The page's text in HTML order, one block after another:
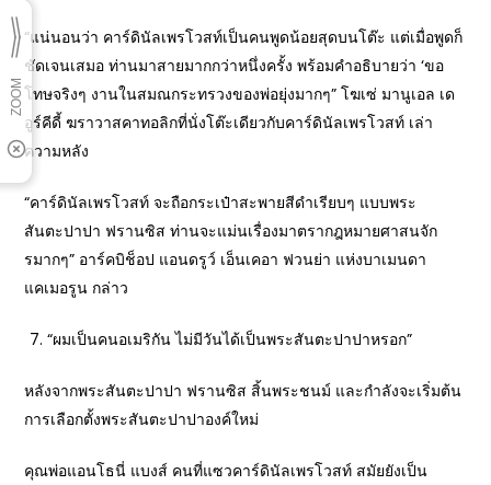
“แน่นอนว่า คาร์ดินัลเพรโวสท์เป็นคนพูดน้อยสุดบนโต๊ะ แต่เมื่อพูดก็
ชัดเจนเสมอ ท่านมาสายมากกว่าหนึ่งครั้ง พร้อมคำอธิบายว่า ‘ขอ
โทษจริงๆ งานในสมณกระทรวงของพ่อยุ่งมากๆ” โฆเซ่ มานูเอล เด
อูร์คีดี้ ฆราวาสคาทอลิกที่นั่งโต๊ะเดียวกับคาร์ดินัลเพรโวสท์ เล่า
ความหลัง
“คาร์ดินัลเพรโวสท์ จะถือกระเป๋าสะพายสีดำเรียบๆ แบบพระ
สันตะปาปา ฟรานซิส ท่านจะแม่นเรื่องมาตรากฎหมายศาสนจัก
รมากๆ” อาร์คบิช็อป แอนดรูว์ เอ็นเคอา ฟวนย่า แห่งบาเมนดา
แคเมอรูน กล่าว
“ผมเป็นคนอเมริกัน ไม่มีวันได้เป็นพระสันตะปาปาหรอก”
หลังจากพระสันตะปาปา ฟรานซิส สิ้นพระชนม์ และกำลังจะเริ่มต้น
การเลือกตั้งพระสันตะปาปาองค์ใหม่
คุณพ่อแอนโธนี่ แบงส์ คนที่แซวคาร์ดินัลเพรโวสท์ สมัยยังเป็น